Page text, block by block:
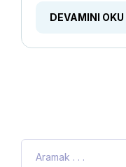
DEVAMINI OKU